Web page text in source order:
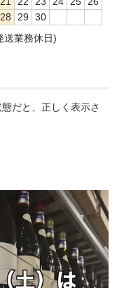
28 29
30
送業務休日)
だと、正しく表示さ